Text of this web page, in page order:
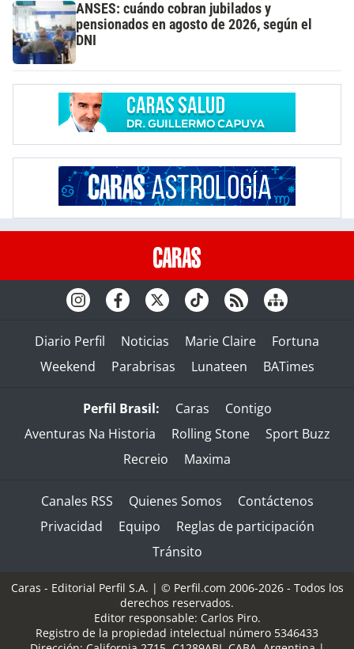
ANSES: cuándo cobran jubilados y
pensionados en agosto de 2026, según el
DNI
Diario Perfil Noticias Marie Claire
Fortuna
Weekend
Parabrisas Lunateen BATimes
Perfil Brasil: Caras
Contigo
Aventuras Na Historia
Rolling Stone
Sport Buzz
Recreio
Maxima
Canales RSS Quienes Somos
Contáctenos
Privacidad
Equipo
Reglas de participación
Tránsito
Caras - Editorial Perfil S.A. | © Perfil.com 2006-2026 - Todos los
derechos reservados.
Editor responsable: Carlos Piro.
Registro de la propiedad intelectual número 5346433